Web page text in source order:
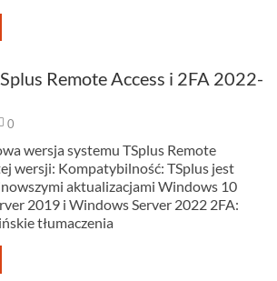
Remote Access i 2FA 2022-
0
wersja systemu TSplus Remote
wersji: Kompatybilność: TSplus jest
aktualizacjami Windows 10
2019 i Windows Server 2022 2FA:
tłumaczenia